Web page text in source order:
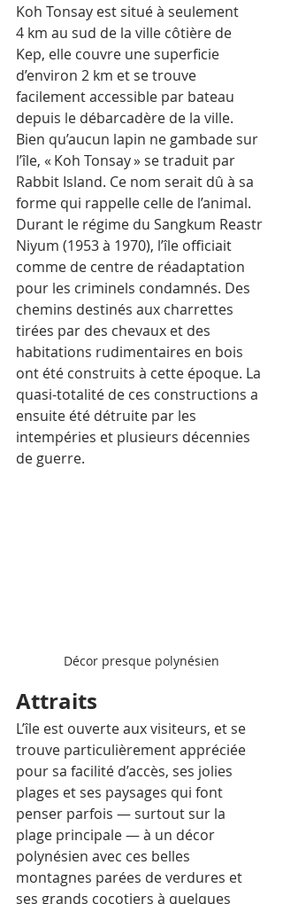
Koh Tonsay est situé à seulement
4 km au sud de la ville côtière de
Kep, elle couvre une superficie
d’environ 2 km et se trouve
facilement accessible par bateau
depuis le débarcadère de la ville.
Bien qu’aucun lapin ne gambade sur
l’île, « Koh Tonsay » se traduit par
Rabbit Island. Ce nom serait dû à sa
forme qui rappelle celle de l’animal.
Durant le régime du Sangkum Reastr
Niyum (1953 à 1970), l’île officiait
comme de centre de réadaptation
pour les criminels condamnés. Des
chemins destinés aux charrettes
tirées par des chevaux et des
habitations rudimentaires en bois
ont été construits à cette époque. La
quasi-totalité de ces constructions a
ensuite été détruite par les
intempéries et plusieurs décennies
de guerre.
Décor presque polynésien
Attraits
L’île est ouverte aux visiteurs, et se
trouve particulièrement appréciée
pour sa facilité d’accès, ses jolies
plages et ses paysages qui font
penser parfois — surtout sur la
plage principale — à un décor
polynésien avec ces belles
montagnes parées de verdures et
ses grands cocotiers à quelques